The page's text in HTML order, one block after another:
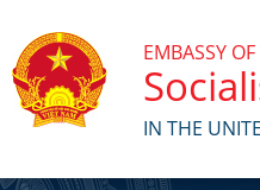
EMBASSY
IN THE